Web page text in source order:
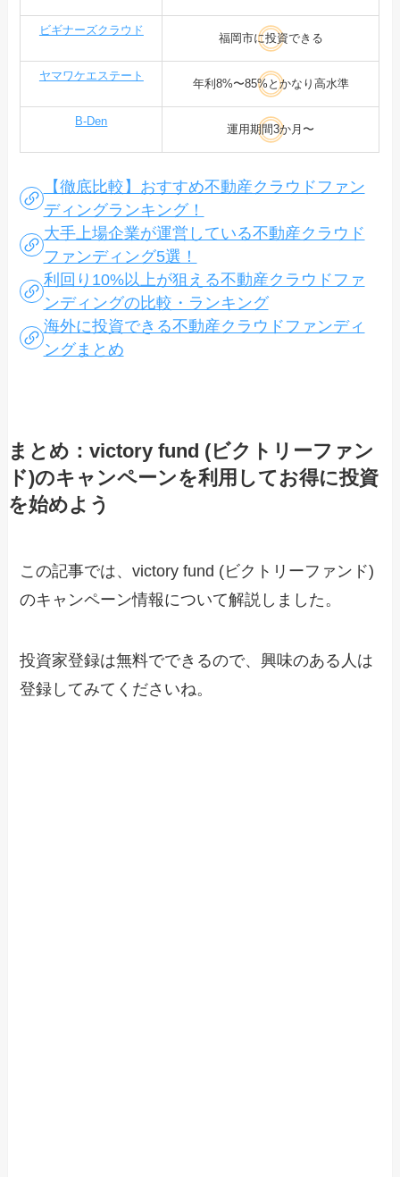
ビギナーズクラウド
福岡市に投資できる
ヤマワケエステート
年利8%〜85%とかなり高水準
B-Den
運用期間3か月〜
【徹底比較】おすすめ不動産クラウドファン
ディングランキング！
大手上場企業が運営している不動産クラウド
ファンディング5選！
利回り10%以上が狙える不動産クラウドファ
ンディングの比較・ランキング
海外に投資できる不動産クラウドファンディ
ングまとめ
まとめ：victory fund (ビクトリーファン
ド)のキャンペーンを利用してお得に投資
を始めよう
この記事では、victory fund (ビクトリーファンド)
のキャンペーン情報について解説しました。
投資家登録は無料でできるので、興味のある人は
登録してみてくださいね。